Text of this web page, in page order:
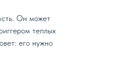
Он может
теплых
его нужно